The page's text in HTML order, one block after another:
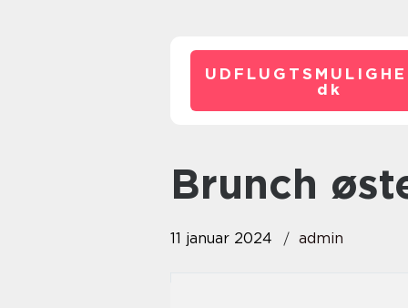
dk
brunch
11 januar 2024 admin